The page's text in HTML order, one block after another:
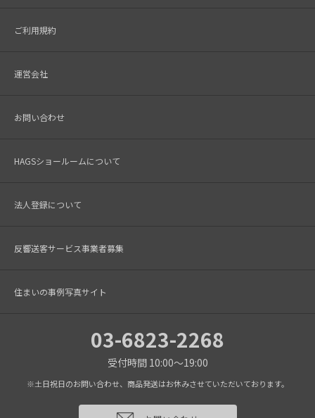
ご利用規約
運営会社
お問い合わせ
HAGSショールームについて
法人登録について
反響送客サービス事業者募集
住まいの事例写真サイト
03-6823-2268
受付時間 10:00～19:00
※土日祝日のお問い合わせ、商品発送はお休みさせていただいております。